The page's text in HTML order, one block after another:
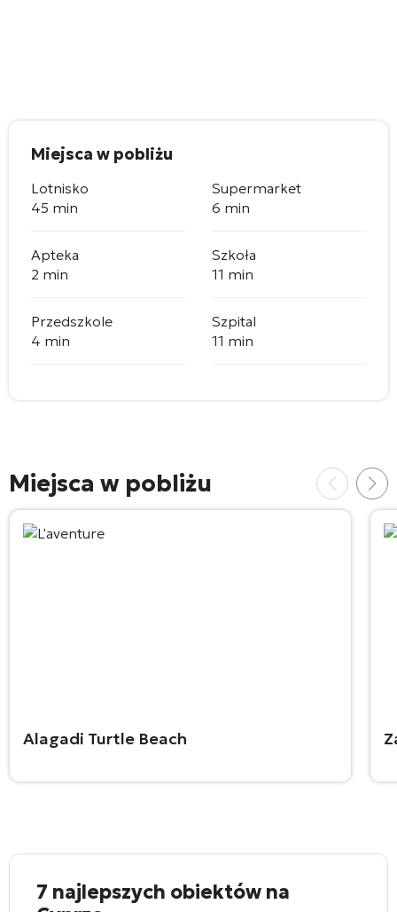
Miejsca w pobliżu
Lotnisko
45 min
Supermarket
6 min
Apteka
2 min
Szkoła
11 min
Przedszkole
4 min
Szpital
11 min
Miejsca w pobliżu
Alagadi Turtle Beach
7 najlepszych obiektów na